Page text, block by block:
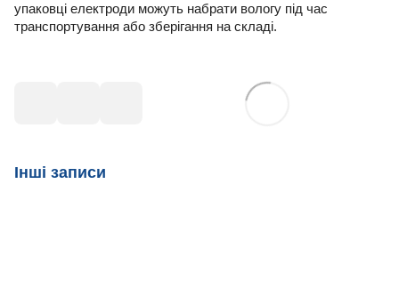
упаковці електроди можуть набрати вологу під час
транспортування або зберігання на складі.
Інші записи